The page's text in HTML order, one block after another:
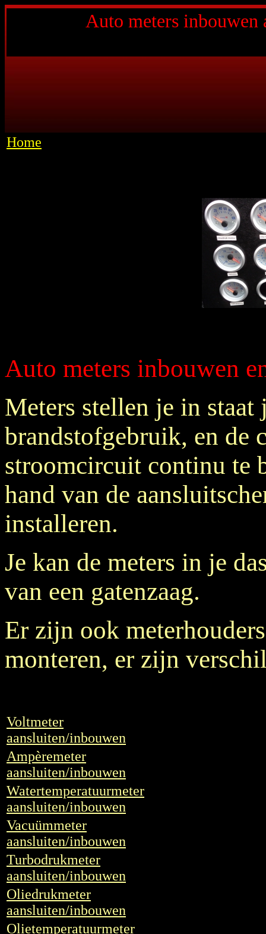
Auto meters
Home
Auto meters inbouwen
Meters stellen je in
brandstofgebruik, en de
stroomcircuit continu te
hand van de
installeren.
Je kan de meters in je
van een gatenzaag.
Er zijn ook
monteren, er zijn
Voltmeter
aansluiten/inbouwen
Ampèremeter
aansluiten/inbouwen
Watertemperatuurmeter
aansluiten/inbouwen
Vacuümmeter
aansluiten/inbouwen
Turbodrukmeter
aansluiten/inbouwen
Oliedrukmeter
aansluiten/inbouwen
Olietemperatuurmeter